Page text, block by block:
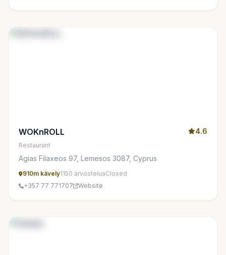
WOKnROLL 4.6
Restaurant
Agias Filaxeos 97, Lemesos 3087, Cyprus
910m kävely1150 arvosteluaClosed
+357 77 771707
Website